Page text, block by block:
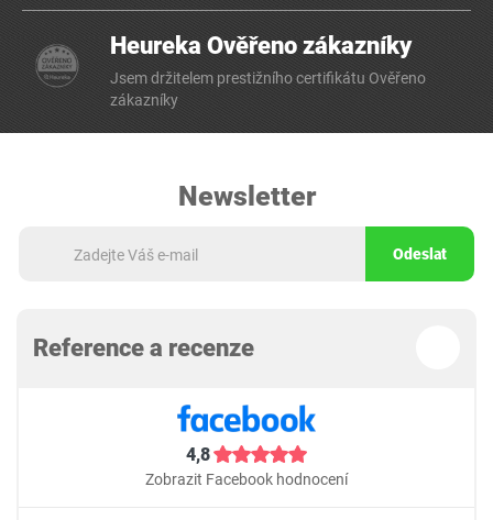
Heureka Ověřeno zákazníky
Jsem držitelem prestižního certifikátu Ověřeno
zákazníky
Newsletter
Odeslat
Reference a recenze
4,8
Zobrazit Facebook hodnocení